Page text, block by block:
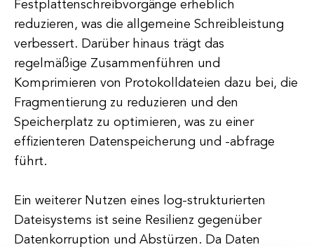
Festplattenschreibvorgänge erheblich
reduzieren, was die allgemeine Schreibleistung
verbessert. Darüber hinaus trägt das
regelmäßige Zusammenführen und
Komprimieren von Protokolldateien dazu bei, die
Fragmentierung zu reduzieren und den
Speicherplatz zu optimieren, was zu einer
effizienteren Datenspeicherung und -abfrage
führt.
Ein weiterer Nutzen eines log-strukturierten
Dateisystems ist seine Resilienz gegenüber
Datenkorruption und Abstürzen. Da Daten